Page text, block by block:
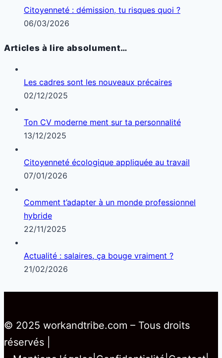
Citoyenneté : démission, tu risques quoi ?
06/03/2026
Articles à lire absolument…
Les cadres sont les nouveaux précaires
02/12/2025
Ton CV moderne ment sur ta personnalité
13/12/2025
Citoyenneté écologique appliquée au travail
07/01/2026
Comment t’adapter à un monde professionnel
hybride
22/11/2025
Actualité : salaires, ça bouge vraiment ?
21/02/2026
© 2025 workandtribe.com – Tous droits
réservés |